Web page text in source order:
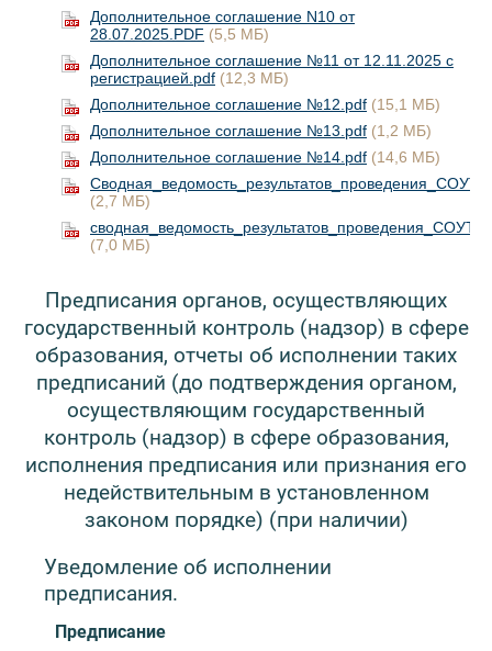
Дополнительное соглашение N10 от
28.07.2025.PDF (5,5 МБ)
Дополнительное соглашение №11 от 12.11.2025 с
регистрацией.pdf (12,3 МБ)
Дополнительное соглашение №12.pdf (15,1 МБ)
Дополнительное соглашение №13.pdf (1,2 МБ)
Дополнительное соглашение №14.pdf (14,6 МБ)
(2,7 МБ)
(7,0 МБ)
Предписания органов, осуществляющих
государственный контроль (надзор) в сфере
образования, отчеты об исполнении таких
предписаний (до подтверждения органом,
осуществляющим государственный
контроль (надзор) в сфере образования,
исполнения предписания или признания его
недействительным в установленном
законом порядке) (при наличии)
Уведомление об исполнении
предписания.
Предписание